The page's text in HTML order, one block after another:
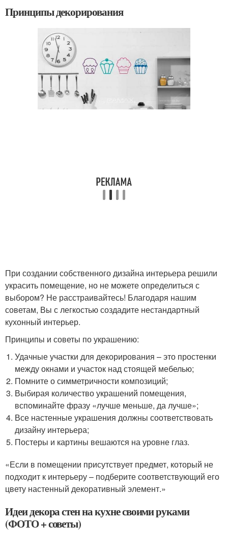
Принципы декорирования
При создании собственного дизайна интерьера решили
украсить помещение, но не можете определиться с
выбором? Не расстраивайтесь! Благодаря нашим
советам, Вы с легкостью создадите нестандартный
кухонный интерьер.
Принципы и советы по украшению:
Удачные участки для декорирования – это простенки
между окнами и участок над стоящей мебелью;
Помните о симметричности композиций;
Выбирая количество украшений помещения,
вспоминайте фразу «лучше меньше, да лучше»;
Все настенные украшения должны соответствовать
дизайну интерьера;
Постеры и картины вешаются на уровне глаз.
«Если в помещении присутствует предмет, который не
подходит к интерьеру – подберите соответствующий его
цвету настенный декоративный элемент.»
Идеи декора стен на кухне своими руками
(ФОТО + советы)